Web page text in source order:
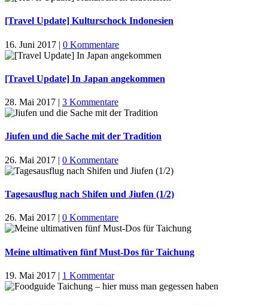
[Travel Update] Kulturschock Indonesien
16. Juni 2017 | 0 Kommentare
[Travel Update] In Japan angekommen
28. Mai 2017 | 3 Kommentare
Jiufen und die Sache mit der Tradition
26. Mai 2017 | 0 Kommentare
Tagesausflug nach Shifen und Jiufen (1/2)
26. Mai 2017 | 0 Kommentare
Meine ultimativen fünf Must-Dos für Taichung
19. Mai 2017 | 1 Kommentar